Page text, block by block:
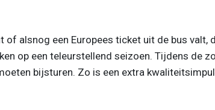
of alsnog een Europees ticket uit de bus valt,
op een teleurstellend seizoen. Tijdens de
bijsturen. Zo is een extra